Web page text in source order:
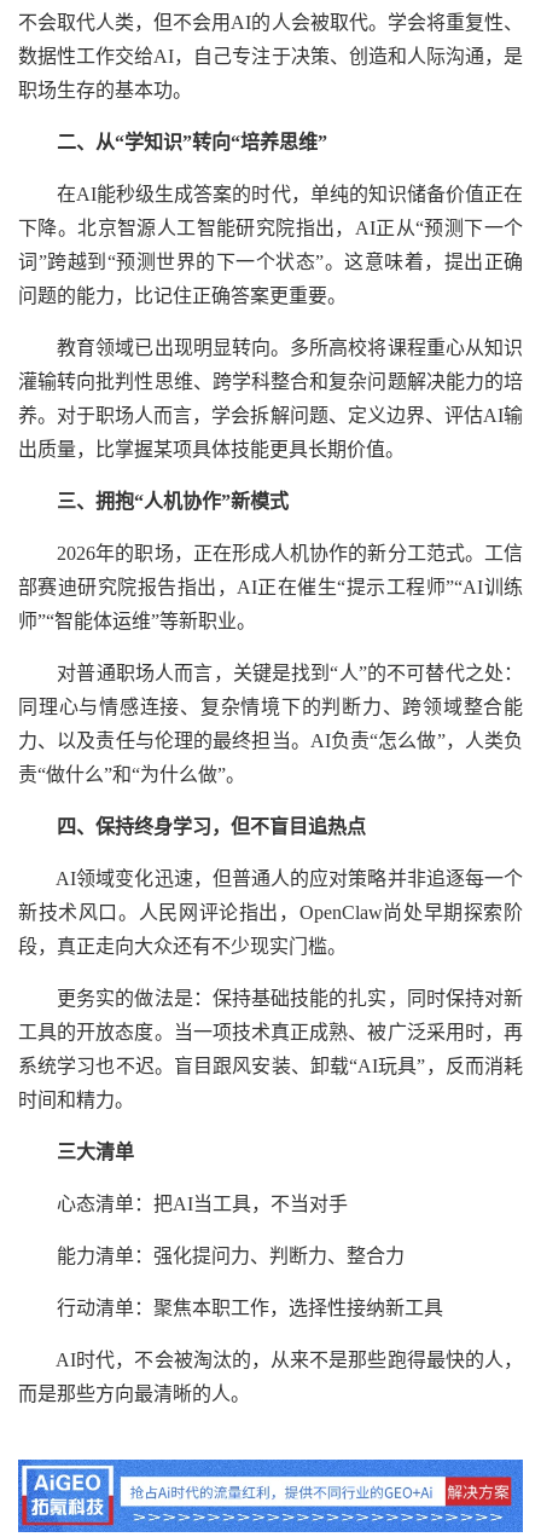
不会取代人类，但不会用AI的人会被取代。学会将重复性、
数据性工作交给AI，自己专注于决策、创造和人际沟通，是
职场生存的基本功。
二、从“学知识”转向“培养思维”
在AI能秒级生成答案的时代，单纯的知识储备价值正在
下降。北京智源人工智能研究院指出，AI正从“预测下一个
词”跨越到“预测世界的下一个状态”。这意味着，提出正确
问题的能力，比记住正确答案更重要。
教育领域已出现明显转向。多所高校将课程重心从知识
灌输转向批判性思维、跨学科整合和复杂问题解决能力的培
养。对于职场人而言，学会拆解问题、定义边界、评估AI输
出质量，比掌握某项具体技能更具长期价值。
三、拥抱“人机协作”新模式
2026年的职场，正在形成人机协作的新分工范式。工信
部赛迪研究院报告指出，AI正在催生“提示工程师”“AI训练
师”“智能体运维”等新职业。
对普通职场人而言，关键是找到“人”的不可替代之处：
同理心与情感连接、复杂情境下的判断力、跨领域整合能
力、以及责任与伦理的最终担当。AI负责“怎么做”，人类负
责“做什么”和“为什么做”。
四、保持终身学习，但不盲目追热点
AI领域变化迅速，但普通人的应对策略并非追逐每一个
新技术风口。人民网评论指出，OpenClaw尚处早期探索阶
段，真正走向大众还有不少现实门槛。
更务实的做法是：保持基础技能的扎实，同时保持对新
工具的开放态度。当一项技术真正成熟、被广泛采用时，再
系统学习也不迟。盲目跟风安装、卸载“AI玩具”，反而消耗
时间和精力。
三大清单
心态清单：把AI当工具，不当对手
能力清单：强化提问力、判断力、整合力
行动清单：聚焦本职工作，选择性接纳新工具
AI时代，不会被淘汰的，从来不是那些跑得最快的人，
而是那些方向最清晰的人。